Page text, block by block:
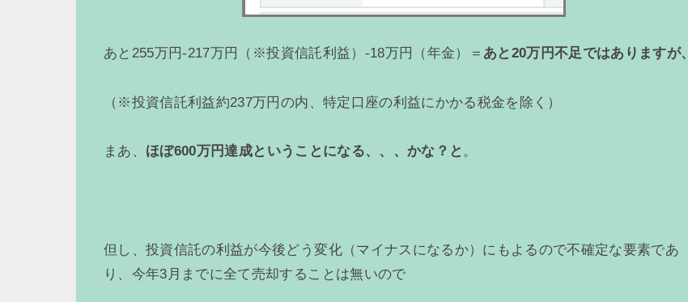
あと255万円-217万円（※投資信託利益）-18万円（年金）＝ あと20万円不足ではありますが、
（※投資信託利益約237万円の内、特定口座の利益にかかる税金を除く）
まあ、 ほぼ600万円達成ということになる、、、かな？と 。
但し、投資信託の利益が今後どう変化（マイナスになるか）にもよるので不確定な要素であ
り、今年3月までに全て売却することは無いので